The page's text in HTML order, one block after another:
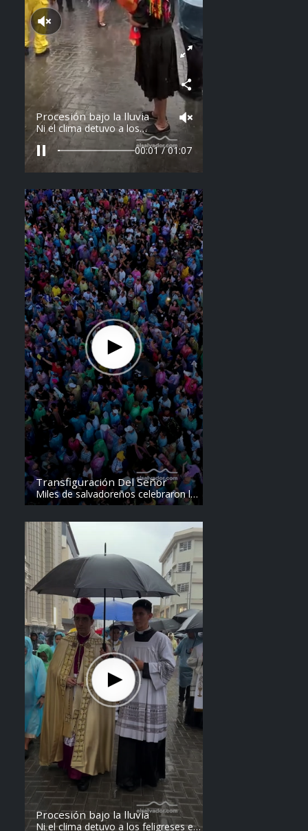
Reproducir sonido
Procesión bajo la lluvia
Ni el clima detuvo a los
feligreses en el recorrido del
Divino Salvador del Mundo.
Steven Anzora
00:04 / 01:07
Transfiguración Del Señor
Miles de salvadoreños celebraron la
Transfiguración del Divino Salvador
Steven Anzora
Procesión bajo la lluvia
Ni el clima detuvo a los feligreses en